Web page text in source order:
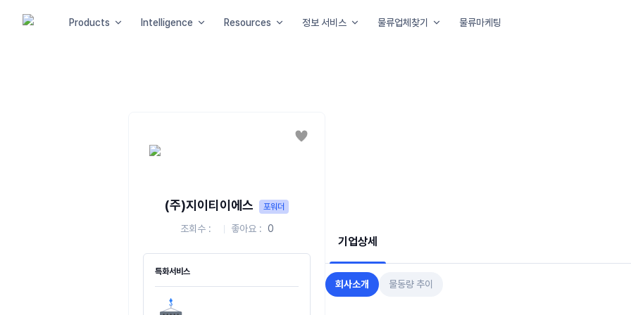
Products Intelligence Resources 정보 서비스 물류업체찾기 물류마케팅
좋아요
(주)지이티이에스 포워더
조회수 좋아요 0
특화서비스
기업상세
회사소개 물동량 추이